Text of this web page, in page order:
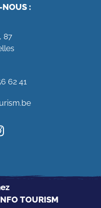
NOUS :
87
62 41
TOURISM